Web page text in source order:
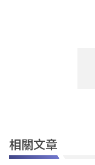
相關文章